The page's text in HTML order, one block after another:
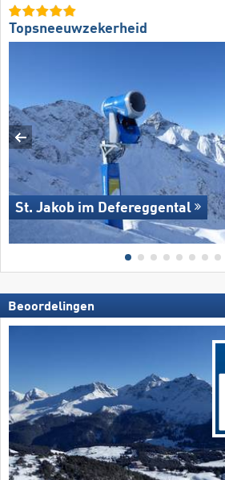
Topsneeuwzekerheid
St. Jakob im Defereggental
Beoordelingen